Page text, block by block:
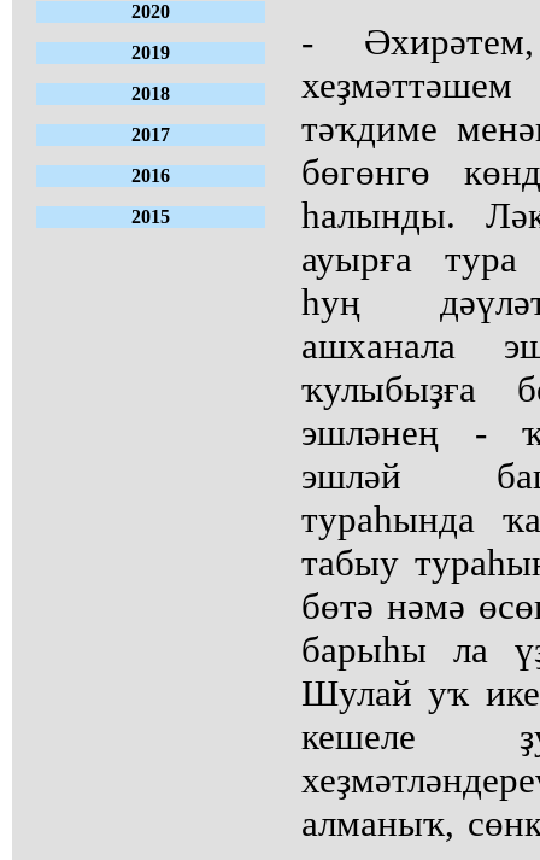
2020
2019
2018
2017
2016
2015
-
тәҡдиме
бөгөнгө
һалынды.
ауырға тура
һуң
ашханала
ҡулыбыҙға
эшләнең -
эшләй
тураһында
табыу
бөтә нәмә
барыһы ла
Шулай уҡ
кешеле
алманыҡ,